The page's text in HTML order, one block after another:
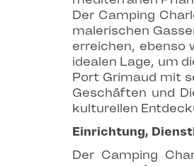
Der Camping
malerischen
erreichen, ebenso
idealen Lage, um
Port Grimaud mit
Geschäften und
kulturellen
Einrichtung,
Der Camping